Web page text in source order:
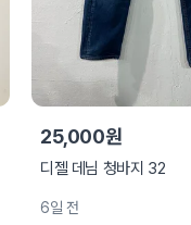
25,000원
디젤 데님 청바지 32
6일 전